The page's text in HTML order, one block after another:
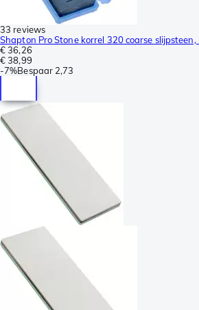
33 reviews
Shapton Pro Stone korrel 320 coarse slijpsteen,
€ 36,26
€ 38,99
-7%Bespaar 2,73